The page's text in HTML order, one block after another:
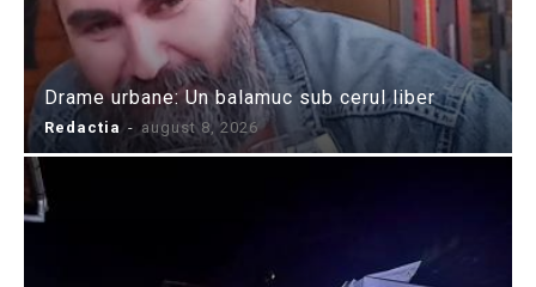
Drame urbane: Un balamuc sub cerul liber
Redactia - august 8, 2026